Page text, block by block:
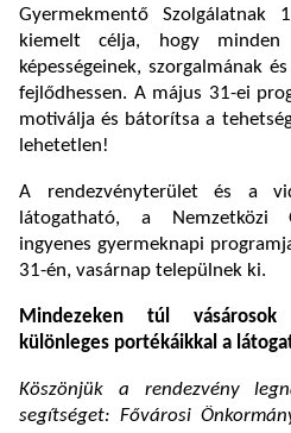
Gyermekmentő Szolgálatnak
kiemelt célja, hogy minden
képességeinek, szorgalmának
fejlődhessen. A május 31-ei
motiválja és bátorítsa a
lehetetlen!
A rendezvényterület és a
látogatható, a Nemzetközi
ingyenes gyermeknapi
31-én, vasárnap települnek ki.
Mindezeken túl
különleges portékáikkal a
Köszönjük a rendezvény
segítséget: Fővárosi